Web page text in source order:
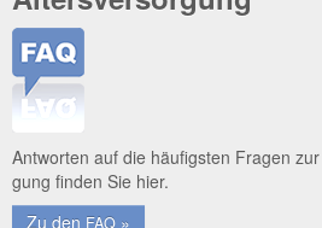
Ant­wor­ten auf die häu­figs­ten Fra­gen
gung fin­den Sie hier.
Zu den FAQ »